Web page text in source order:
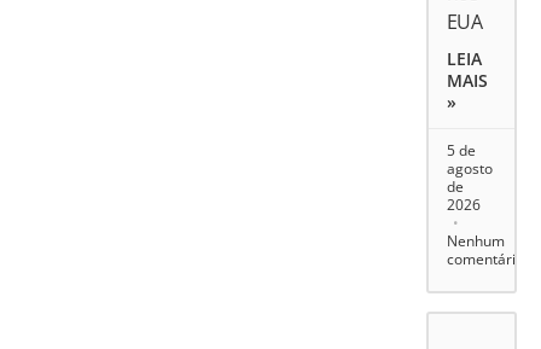
EUA
LEIA
MAIS
»
5 de
agosto
de
2026
Nenhum
comentário